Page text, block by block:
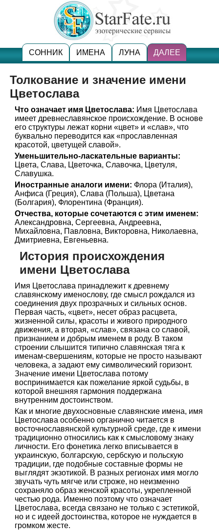
СОННИК ИМЕНА ЛУНА ДАЛЕЕ
Толкование и значение имени
Цветослава
Что означает имя Цветослава: Имя Цветослава
имеет древнеславянское происхождение. В основе
его структуры лежат корни «цвет» и «слав», что
буквально переводится как «прославленная
красотой, цветущей славой».
Уменьшительно-ласкательные варианты:
Цвета, Слава, Цветочка, Славочка, Цветуля,
Славушка.
Иностранные аналоги имени: Флора (Италия),
Анфиса (Греция), Слава (Польша), Цветана
(Болгария), Флорентина (Франция).
Отчества, которые сочетаются с этим именем:
Александровна, Сергеевна, Андреевна,
Михайловна, Павловна, Викторовна, Николаевна,
Дмитриевна, Евгеньевна.
История происхождения
имени Цветослава
Имя Цветослава принадлежит к древнему
славянскому именослову, где смысл рождался из
соединения двух прозрачных и сильных основ.
Первая часть, «цвет», несет образ расцвета,
жизненной силы, красоты и живого природного
движения, а вторая, «слав», связана со славой,
признанием и добрым именем в роду. В таком
строении слышится типично славянская тяга к
именам-свершениям, которые не просто называют
человека, а задают ему символический горизонт.
Значение имени Цветослава потому
воспринимается как пожелание яркой судьбы, в
которой внешняя гармония поддержана
внутренним достоинством.
Как и многие двухосновные славянские имена, имя
Цветослава особенно органично читается в
восточнославянской культурной среде, где к имени
традиционно относились как к смысловому знаку
личности. Его фонетика легко вписывается в
украинскую, болгарскую, сербскую и польскую
традиции, где подобные составные формы не
выглядят экзотикой. В разных регионах имя могло
звучать чуть мягче или строже, но неизменно
сохраняло образ женской красоты, укрепленной
честью рода. Именно поэтому что означает
Цветослава, всегда связано не только с эстетикой,
но и с идеей достоинства, которое не нуждается в
громком жесте.